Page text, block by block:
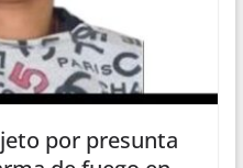
por presunta